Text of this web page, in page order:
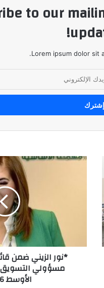
to our
Lorem ipsum dolor sit
*نور
تأثيراً
*نور الزيني ضمن
مسؤولي التسويق
الأوسط 2026"*